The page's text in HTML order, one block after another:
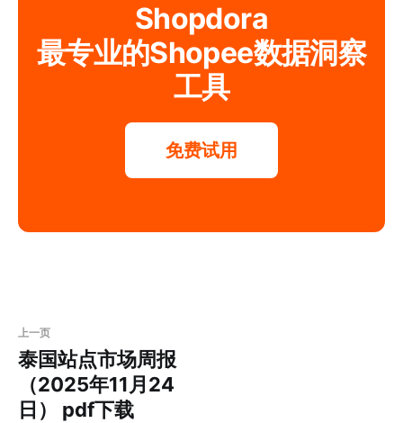
Shopdora
最专业的Shopee数据洞察
工具
免费试用
上一页
泰国站点市场周报
（2025年11月24
日） pdf下载